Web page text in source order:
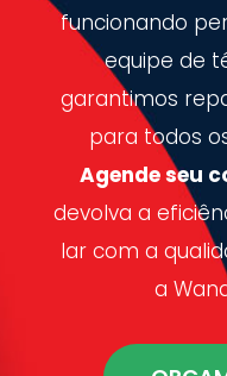
funcionando
equipe de
garantimos
para todos
Agende seu
devolva a
lar com a
a